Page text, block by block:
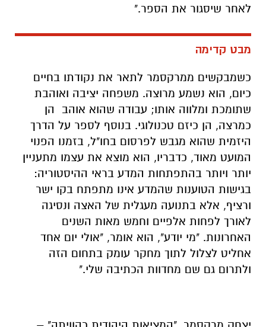
לאחר שיסגור את הספר."
מבט קדימה
כשמבקשים ממרקסמר לתאר את נקודתו בחיים
כיום, הוא נשמע מרוצה. משפחה יציבה ואוהבת
שתומכת ומלווה אותו; עבודה שהוא אוהב הן
כמרצה, הן כיזם טכנולוגי. בנוסף לספר על הדרך
היזמית שהוא מגבש לפרסום בחו"ל, בזמנו הפנוי
המועט מאוד, כדבריו, הוא מוצא את עצמו מתעניין
יותר ויותר בהתפתחות המדע בראי ההיסטוריה:
בגישות הטוענות שהמדע אינו מתפתח בקו ישר
ורציף, אלא בתנועה מעגלית של האצה ונסיגה
לאורך לפחות אלפיים וחמש מאות השנים
האחרונות. "מי יודע", הוא אומר, "אולי יום אחד
אחליט לצלול לתוך מחקר עומק בתחום הזה
ולתרום גם שם מחדוות הכתיבה שלי."